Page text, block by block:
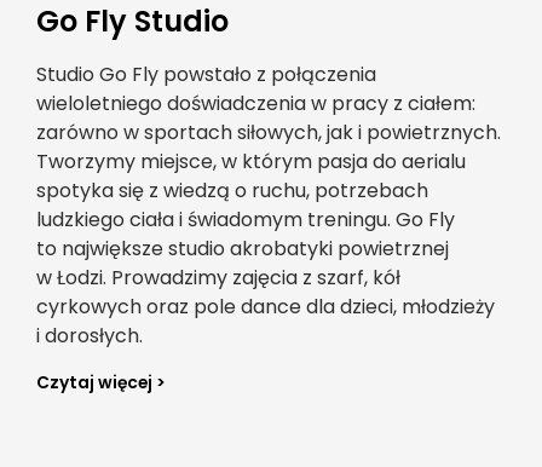
Go Fly Studio
Studio Go Fly powstało z połączenia
wieloletniego doświadczenia w pracy z ciałem:
zarówno w sportach siłowych, jak i powietrznych.
Tworzymy miejsce, w którym pasja do aerialu
spotyka się z wiedzą o ruchu, potrzebach
ludzkiego ciała i świadomym treningu. Go Fly
to największe studio akrobatyki powietrznej
w Łodzi. Prowadzimy zajęcia z szarf, kół
cyrkowych oraz pole dance dla dzieci, młodzieży
i dorosłych.
Czytaj więcej >